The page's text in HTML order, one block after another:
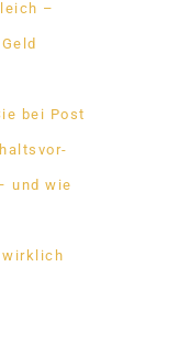
–
bei Post
und wie
wirk­lich